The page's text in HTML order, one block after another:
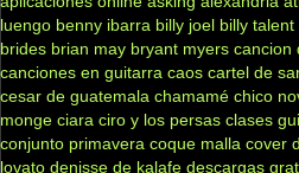
luengo benny ibarra billy joel billy talent
brides brian may bryant myers cancion
canciones en guitarra caos cartel de
cesar de guatemala chamamé chico
monge ciara ciro y los persas clases
conjunto primavera coque malla cover
lovato denisse de kalafe descargas